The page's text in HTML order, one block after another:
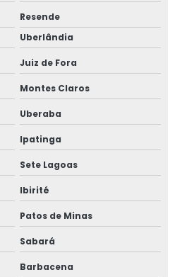
Resende
Uberlândia
Juiz de Fora
Montes Claros
Uberaba
Ipatinga
Sete Lagoas
Ibirité
Patos de Minas
Sabará
Barbacena